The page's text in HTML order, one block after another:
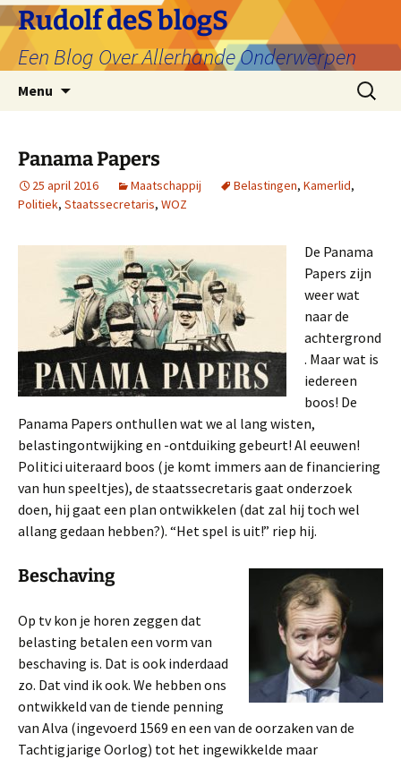
Ga
naar
de
inhoud
Rudolf deS blogS
Een Blog Over Allerhande Onderwerpen
Menu
Zoeken
naar:
Panama Papers
25 april 2016 Maatschappij Belastingen, Kamerlid,
Politiek, Staatssecretaris, WOZ
De Panama
Papers zijn
weer wat
naar de
achtergrond
. Maar wat is
iedereen
boos! De
Panama Papers onthullen wat we al lang wisten,
belastingontwijking en -ontduiking gebeurt! Al eeuwen!
Politici uiteraard boos (je komt immers aan de financiering
van hun speeltjes), de staatssecretaris gaat onderzoek
doen, hij gaat een plan ontwikkelen (dat zal hij toch wel
allang gedaan hebben?). “Het spel is uit!” riep hij.
Beschaving
Op tv kon je horen zeggen dat
belasting betalen een vorm van
beschaving is. Dat is ook inderdaad
zo. Dat vind ik ook. We hebben ons
ontwikkeld van de tiende penning
van Alva (ingevoerd 1569 en een van de oorzaken van de
Tachtigjarige Oorlog) tot het ingewikkelde maar